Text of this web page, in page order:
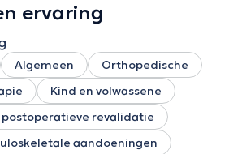
ervaring
Algemeen
Orthopedische
Kind en volwassene
revalidatie
aandoeningen